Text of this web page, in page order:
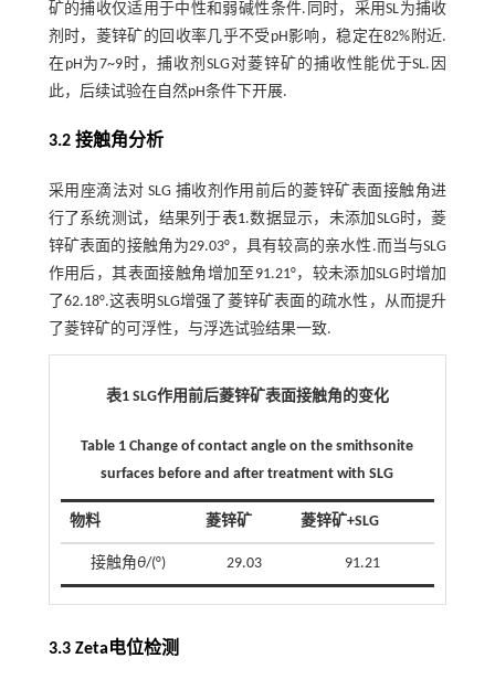
矿的捕收仅适用于中性和弱碱性条件.同时，采用SL为捕收
剂时，菱锌矿的回收率几乎不受pH影响，稳定在82%附近.
在pH为7~9时，捕收剂SLG对菱锌矿的捕收性能优于SL.因
此，后续试验在自然pH条件下开展.
3.2 接触角分析
采用座滴法对 SLG 捕收剂作用前后的菱锌矿表面接触角进
行了系统测试，结果列于表1.数据显示，未添加SLG时，菱
锌矿表面的接触角为29.03°，具有较高的亲水性.而当与SLG
作用后，其表面接触角增加至91.21°，较未添加SLG时增加
了62.18°.这表明SLG增强了菱锌矿表面的疏水性，从而提升
了菱锌矿的可浮性，与浮选试验结果一致.
表1 SLG作用前后菱锌矿表面接触角的变化
Table 1 Change of contact angle on the smithsonite
surfaces before and after treatment with SLG
物料 菱锌矿 菱锌矿+SLG
接触角θ/(°) 29.03 91.21
3.3 Zeta电位检测